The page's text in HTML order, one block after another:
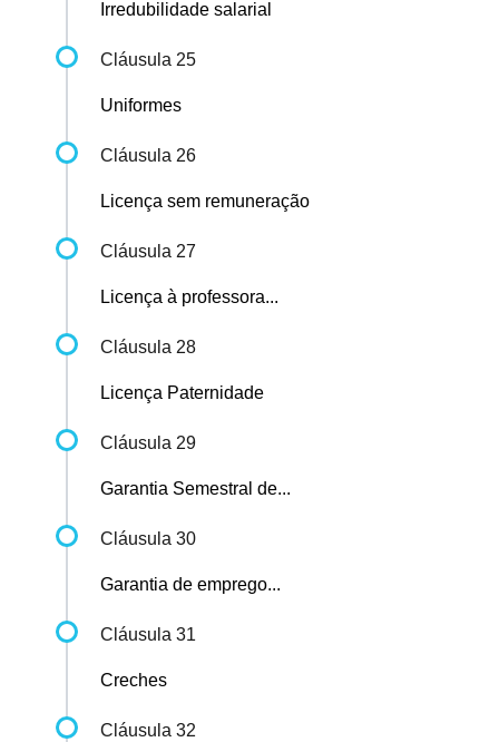
Irredubilidade salarial
Cláusula 25
Uniformes
Cláusula 26
Licença sem remuneração
Cláusula 27
Licença à professora...
Cláusula 28
Licença Paternidade
Cláusula 29
Garantia Semestral de...
Cláusula 30
Garantia de emprego...
Cláusula 31
Creches
Cláusula 32